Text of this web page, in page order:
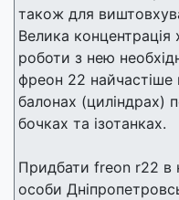
також для
Велика
роботи з нею
фреон 22 найчастіше
балонах (циліндрах)
бочках та ізотанках.
Придбати freon r22 в
особи